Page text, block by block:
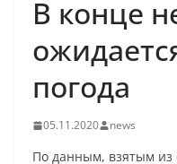
В конце
погода
05.11.2020 news
По данным, взятым из